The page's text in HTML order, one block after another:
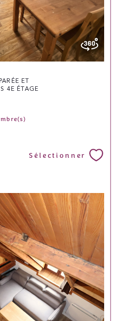
ET
4E ÉTAGE
Sélectionner